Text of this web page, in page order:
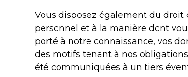
Vous disposez également du droit
personnel et à la manière dont
porté à notre connaissance, vos
des motifs tenant à nos
été communiquées à un tiers